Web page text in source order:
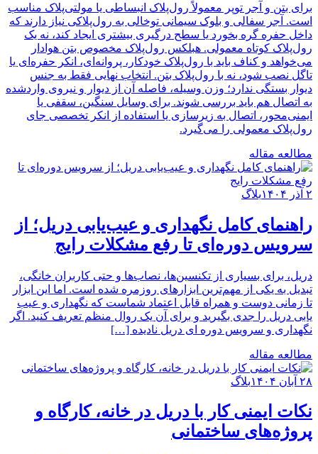
برای بتن و آجر توپر معمولاً رول‌پلاک انبساطی یا مولتی‌پلاک مناسب
است. آجر سفالی و بلوک سیمانی توخالی به رول‌پلاکی نیاز دارند که
داخل حفره گره بخورد یا سطح درگیری بیشتری ایجاد کند، نه یک
رول‌پلاک کوتاه معمولی. هبلکس رول‌پلاک مخصوص بتن هوادار
می‌خواهد و کناف باید با رول‌پلاک خودکار، پروانه‌ای، انکر حفره‌ای یا
تاگل نصب شود، نه با رول‌پلاک بتن. انتخاب نهایی فقط به جنس
دیوار بستگی ندارد؛ وزن وسیله، فاصله آن از دیوار و نیروی واردشده
به اتصال هم باید بررسی شوند. برای وسایل سنگین، سقفی یا
ایمنی‌محور، اتصال به زیرسازی یا استفاده از انکر تخصصی جای
رول‌پلاک معمولی را می‌گیرد.
مطالعه مقاله
۲ آذر ۱۴۰۴ بلاگ
راهنمای کامل نگهداری و عیب‌یابی دریل؛ از
سرویس دوره‌ای تا رفع مشکلات رایج
دریل، برای بسیاری از تکنسین‌ها، نصاب‌ها و حتی کاربران خانگی،
تبدیل به یکی از مهم‌ترین ابزارهای روزمره شده است. اما این ابزار
تا زمانی دوست و همراه قابل اعتماد شماست که نگهداری و عیب
یابی دریل را جدی بگیرید و برای آن یک روال منظم تعریف کنید. اگر
نگهداری و سرویس دوره ای دریل نادیده […]
مطالعه مقاله
۲۸ آبان ۱۴۰۴ بلاگ
نکات ایمنی کار با دریل در خانه، کارگاه و
پروژه‌های ساختمانی